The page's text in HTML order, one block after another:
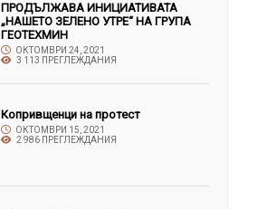
ПРОДЪЛЖАВА ИНИЦИАТИВАТА
„НАШЕТО ЗЕЛЕНО УТРЕ“ НА ГРУПА
ГЕОТЕХМИН
ОКТОМВРИ 24, 2021
3 113 ПРЕГЛЕЖДАНИЯ
Копривщенци на протест
ОКТОМВРИ 15, 2021
2 986 ПРЕГЛЕЖДАНИЯ